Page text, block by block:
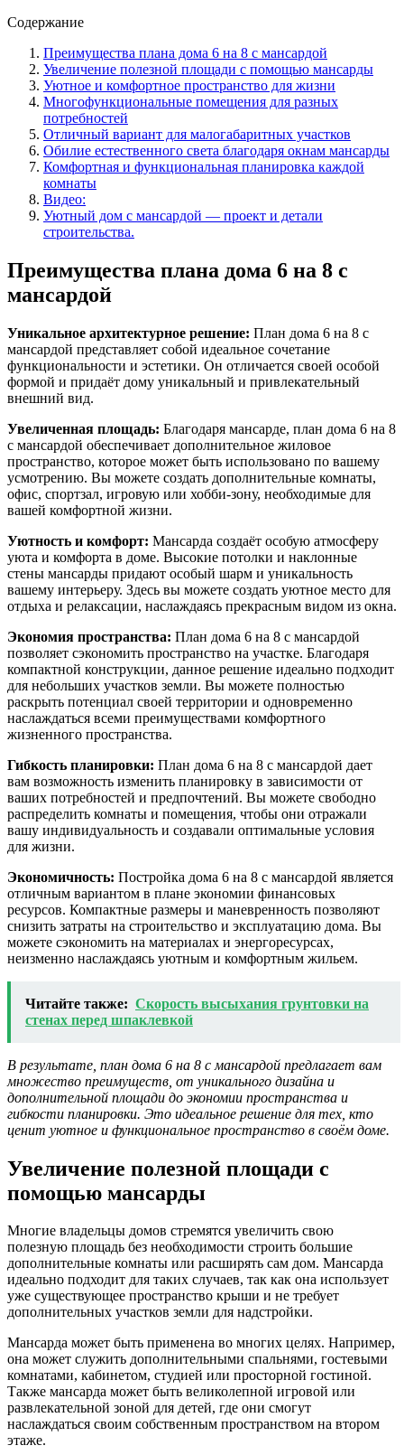
Содержание
Преимущества плана дома 6 на 8 с мансардой
Увеличение полезной площади с помощью мансарды
Уютное и комфортное пространство для жизни
Многофункциональные помещения для разных
потребностей
Отличный вариант для малогабаритных участков
Обилие естественного света благодаря окнам мансарды
Комфортная и функциональная планировка каждой
комнаты
Видео:
Уютный дом с мансардой — проект и детали
строительства.
Преимущества плана дома 6 на 8 с
мансардой
Уникальное архитектурное решение: План дома 6 на 8 с
мансардой представляет собой идеальное сочетание
функциональности и эстетики. Он отличается своей особой
формой и придаёт дому уникальный и привлекательный
внешний вид.
Увеличенная площадь: Благодаря мансарде, план дома 6 на 8
с мансардой обеспечивает дополнительное жиловое
пространство, которое может быть использовано по вашему
усмотрению. Вы можете создать дополнительные комнаты,
офис, спортзал, игровую или хобби-зону, необходимые для
вашей комфортной жизни.
Уютность и комфорт: Мансарда создаёт особую атмосферу
уюта и комфорта в доме. Высокие потолки и наклонные
стены мансарды придают особый шарм и уникальность
вашему интерьеру. Здесь вы можете создать уютное место для
отдыха и релаксации, наслаждаясь прекрасным видом из окна.
Экономия пространства: План дома 6 на 8 с мансардой
позволяет сэкономить пространство на участке. Благодаря
компактной конструкции, данное решение идеально подходит
для небольших участков земли. Вы можете полностью
раскрыть потенциал своей территории и одновременно
наслаждаться всеми преимуществами комфортного
жизненного пространства.
Гибкость планировки: План дома 6 на 8 с мансардой дает
вам возможность изменить планировку в зависимости от
ваших потребностей и предпочтений. Вы можете свободно
распределить комнаты и помещения, чтобы они отражали
вашу индивидуальность и создавали оптимальные условия
для жизни.
Экономичность: Постройка дома 6 на 8 с мансардой является
отличным вариантом в плане экономии финансовых
ресурсов. Компактные размеры и маневренность позволяют
снизить затраты на строительство и эксплуатацию дома. Вы
можете сэкономить на материалах и энергоресурсах,
неизменно наслаждаясь уютным и комфортным жильем.
Читайте также: Скорость высыхания грунтовки на
стенах перед шпаклевкой
В результате, план дома 6 на 8 с мансардой предлагает вам
множество преимуществ, от уникального дизайна и
дополнительной площади до экономии пространства и
гибкости планировки. Это идеальное решение для тех, кто
ценит уютное и функциональное пространство в своём доме.
Увеличение полезной площади с
помощью мансарды
Многие владельцы домов стремятся увеличить свою
полезную площадь без необходимости строить большие
дополнительные комнаты или расширять сам дом. Мансарда
идеально подходит для таких случаев, так как она использует
уже существующее пространство крыши и не требует
дополнительных участков земли для надстройки.
Мансарда может быть применена во многих целях. Например,
она может служить дополнительными спальнями, гостевыми
комнатами, кабинетом, студией или просторной гостиной.
Также мансарда может быть великолепной игровой или
развлекательной зоной для детей, где они смогут
наслаждаться своим собственным пространством на втором
этаже.